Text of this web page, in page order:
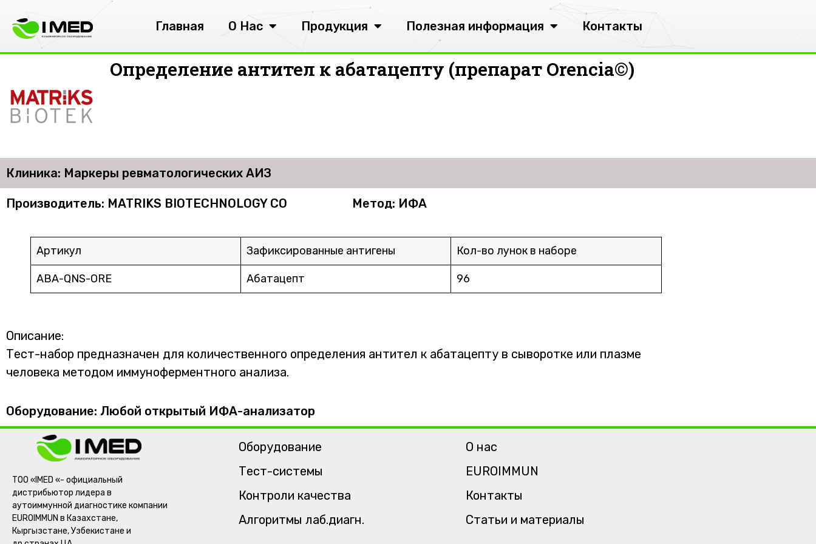
Главная О Нас Продукция Полезная информация Контакты
Определение антител к абатацепту (препарат Orencia©)
Клиника: Маркеры ревматологических АИЗ
Производитель: MATRIKS BIOTECHNOLOGY CO Метод: ИФА
Артикул Зафиксированные антигены Кол-во лунок в наборе
ABA-QNS-ORE Абатацепт 96
Описание:
Тест-набор предназначен для количественного определения антител к абатацепту в сыворотке или плазме
человека методом иммуноферментного анализа.
Оборудование: Любой открытый ИФА-анализатор
ТОО «IMED «- официальный
дистрибьютор лидера в
аутоиммунной диагностике компании
EUROIMMUN в Казахстане,
Кыргызстане, Узбекистане и
Оборудование
Тест-системы
Контроли качества
Алгоритмы лаб.диагн.
О нас
EUROIMMUN
Контакты
Статьи и материалы